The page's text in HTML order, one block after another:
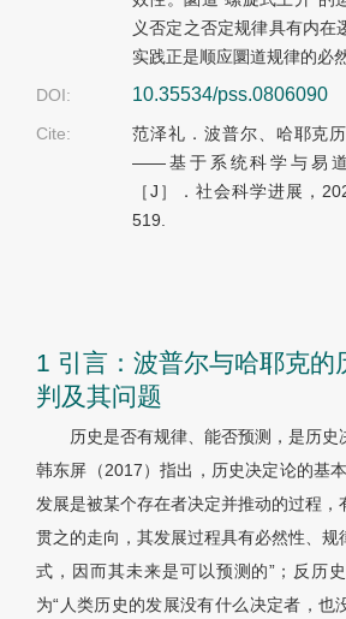
义否定之否定规律具有内在
实践正是顺应圜道规律的必
DOI:
10.35534/pss.0806090
Cite:
范泽礼．波普尔、哈耶克
——基于系统科学与易
［J］．社会科学进展，
519.
1 引言：波普尔与哈耶克的
判及其问题
历史是否有规律、能否预测，是历史
韩东屏（2017）指出，历史决定论的基
发展是被某个存在者决定并推动的过程，
贯之的走向，其发展过程具有必然性、规
式，因而其未来是可以预测的”；反历
为“人类历史的发展没有什么决定者，也